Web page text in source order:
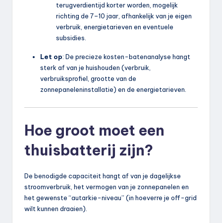
terugverdientijd korter worden, mogelijk
richting de 7–10 jaar, afhankelijk van je eigen
verbruik, energietarieven en eventuele
subsidies.
Let op: De precieze kosten-batenanalyse hangt
sterk af van je huishouden (verbruik,
verbruiksprofiel, grootte van de
zonnepaneleninstallatie) en de energietarieven.
Hoe groot moet een
thuisbatterij zijn?
De benodigde capaciteit hangt af van je dagelijkse
stroomverbruik, het vermogen van je zonnepanelen en
het gewenste “autarkie-niveau” (in hoeverre je off-grid
wilt kunnen draaien).